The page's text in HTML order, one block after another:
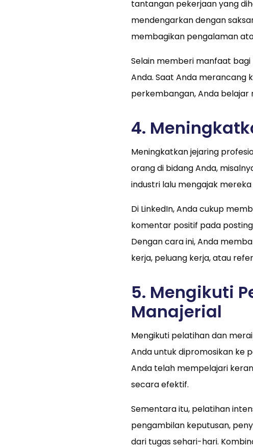
tantangan pekerjaan yang
mendengarkan dengan
membagikan pengalaman
Selain memberi manfaat
Anda. Saat Anda merancang
perkembangan, Anda belajar
4.
Meningkatkan jejaring
orang di bidang Anda,
industri lalu mengajak
Di LinkedIn, Anda cukup
komentar positif pada
Dengan cara ini, Anda
kerja, peluang kerja, atau
5. Mengikuti
Manajerial
Mengikuti pelatihan dan
Anda untuk dipromosikan ke
Anda telah mempelajari
secara efektif.
Sementara itu, pelatihan
pengambilan keputusan,
dari tugas sehari-hari.